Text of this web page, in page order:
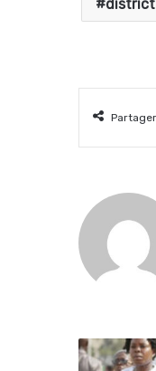
district
Partager